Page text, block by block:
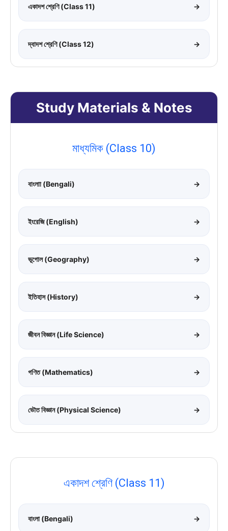
একাদশ শ্রেণি (Class 11) →
দ্বাদশ শ্রেণি (Class 12) →
Study Materials & Notes
মাধ্যমিক (Class 10)
বাংলাা (Bengali) →
ইংরেজি (English) →
ভূগোল (Geography) →
ইতিহাস (History) →
জীবন বিজ্ঞান (Life Science) →
গণিত (Mathematics) →
ভৌত বিজ্ঞান (Physical Science) →
একাদশ শ্রেণি (Class 11)
বাংলা (Bengali) →